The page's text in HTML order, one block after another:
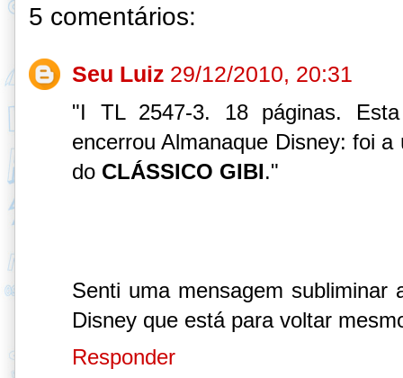
5 comentários:
Seu Luiz 29/12/2010, 20:31
"I TL 2547-3. 18 páginas.
encerrou Almanaque Disney: foi
do CLÁSSICO GIBI."
Senti uma mensagem
Disney que está para voltar
Responder